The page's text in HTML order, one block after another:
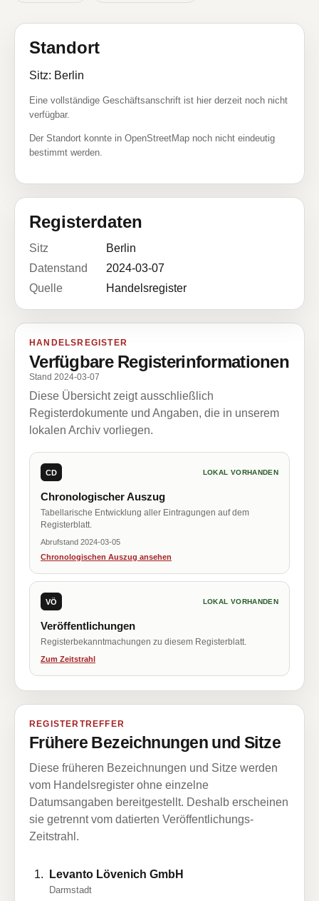
Standort
Sitz: Berlin
Eine vollständige Geschäftsanschrift ist hier derzeit noch nicht
verfügbar.
Der Standort konnte in OpenStreetMap noch nicht eindeutig
bestimmt werden.
Registerdaten
Sitz
Berlin
Datenstand
2024-03-07
Quelle
Handelsregister
HANDELSREGISTER
Verfügbare Registerinformationen
Stand 2024-03-07
Diese Übersicht zeigt ausschließlich
Registerdokumente und Angaben, die in unserem
lokalen Archiv vorliegen.
CD LOKAL VORHANDEN
Chronologischer Auszug
Tabellarische Entwicklung aller Eintragungen auf dem
Registerblatt.
Abrufstand 2024-03-05
Chronologischen Auszug ansehen
VÖ LOKAL VORHANDEN
Veröffentlichungen
Registerbekanntmachungen zu diesem Registerblatt.
Zum Zeitstrahl
REGISTERTREFFER
Frühere Bezeichnungen und Sitze
Diese früheren Bezeichnungen und Sitze werden
vom Handelsregister ohne einzelne
Datumsangaben bereitgestellt. Deshalb erscheinen
sie getrennt vom datierten Veröffentlichungs-
Zeitstrahl.
Levanto Lövenich GmbH
Darmstadt